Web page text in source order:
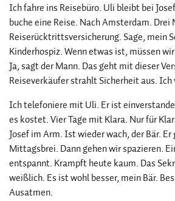
Ich fahre ins Reisebüro. Uli bleibt bei
buche eine Reise. Nach Amsterdam.
Reiserücktrittsversicherung. Sage, mein
Kinderhospiz. Wenn etwas ist, müssen
Ja, sagt der Mann. Das geht mit dieser
Reiseverkäufer strahlt Sicherheit aus.
Ich telefoniere mit Uli. Er ist
es kostet. Vier Tage mit Klara. Nur für
Josef im Arm. Ist wieder wach, der Bär.
Mittagsbrei. Dann gehen wir spazieren.
entspannt. Krampft heute kaum. Das
weißlich. Es ist wohl besser, mein Bär.
Ausatmen.